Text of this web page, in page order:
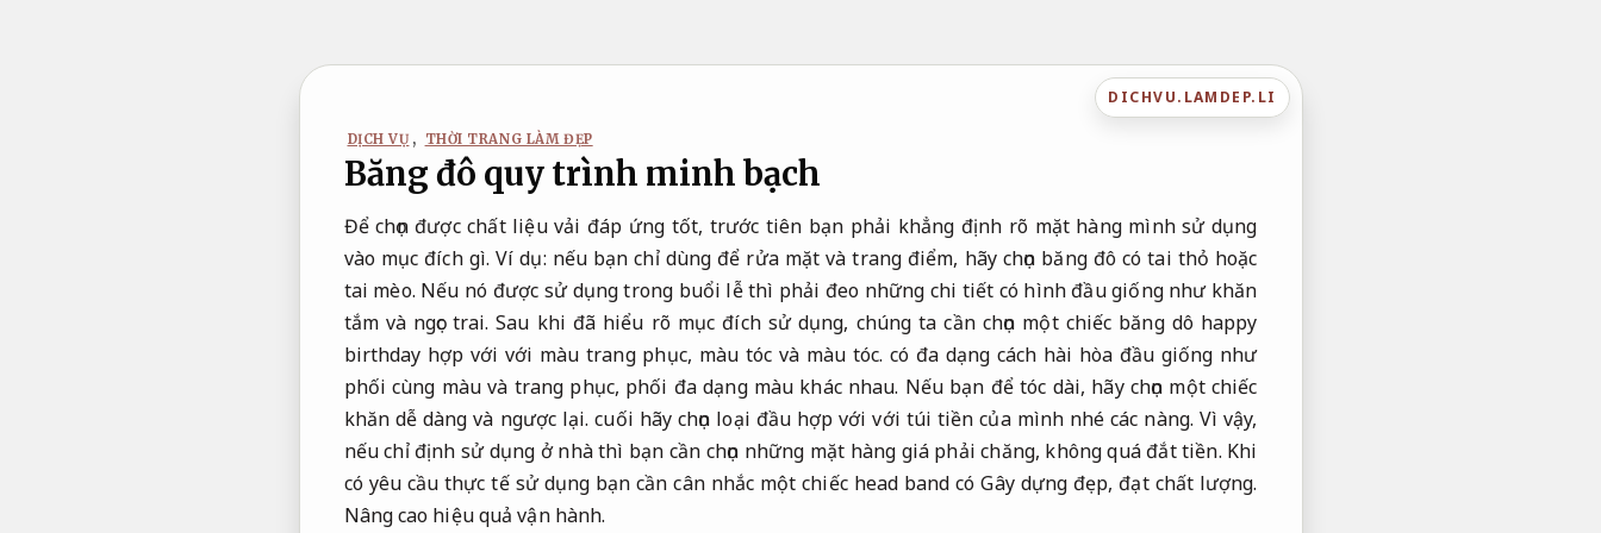
DICHVU.LAMDEP.LI
DỊCH VỤ , THỜI TRANG LÀM ĐẸP
Băng đô quy trình minh bạch
Để chọn được chất liệu vải đáp ứng tốt, trước tiên bạn phải khẳng định rõ mặt hàng mình sử dụng
vào mục đích gì. Ví dụ: nếu bạn chỉ dùng để rửa mặt và trang điểm, hãy chọn băng đô có tai thỏ hoặc
tai mèo. Nếu nó được sử dụng trong buổi lễ thì phải đeo những chi tiết có hình đầu giống như khăn
tắm và ngọc trai. Sau khi đã hiểu rõ mục đích sử dụng, chúng ta cần chọn một chiếc băng dô happy
birthday hợp với với màu trang phục, màu tóc và màu tóc. có đa dạng cách hài hòa đầu giống như
phối cùng màu và trang phục, phối đa dạng màu khác nhau. Nếu bạn để tóc dài, hãy chọn một chiếc
khăn dễ dàng và ngược lại. cuối hãy chọn loại đầu hợp với với túi tiền của mình nhé các nàng. Vì vậy,
nếu chỉ định sử dụng ở nhà thì bạn cần chọn những mặt hàng giá phải chăng, không quá đắt tiền. Khi
có yêu cầu thực tế sử dụng bạn cần cân nhắc một chiếc head band có Gây dựng đẹp, đạt chất lượng.
Nâng cao hiệu quả vận hành.